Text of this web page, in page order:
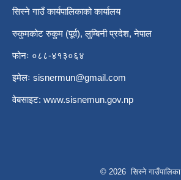
सिस्ने गाउँ कार्यपालिकाको कार्यालय
रुकुमकोट रुकुम (पूर्व), लुम्बिनी प्रदेश, नेपाल
फोनः ०८८-४१३०६४
इमेलः sisnermun@gmail.com
वेबसाइट: www.sisnemun.gov.np
© 2026 सिस्ने गाउँपालिका